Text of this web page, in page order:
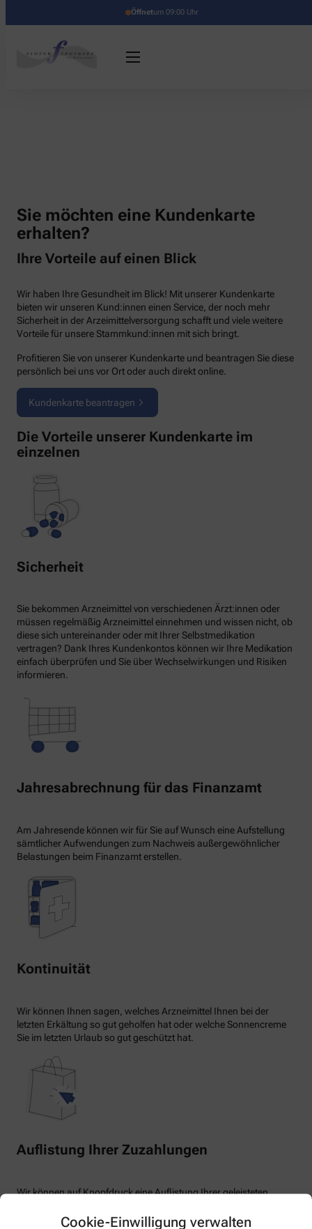
Cookie-Einwilligung verwalten
Öffnetum 09:00 Uhr
Sie möchten eine Kundenkarte
erhalten?
Ihre Vorteile auf einen Blick
Wir haben Ihre Gesundheit im Blick! Mit unserer Kundenkarte
bieten wir unseren Kund:innen einen Service, der noch mehr
Sicherheit in der Arzeimittelversorgung schafft und viele weitere
Vorteile für unsere Stammkund:innen mit sich bringt.
Profitieren Sie von unserer Kundenkarte und beantragen Sie diese
persönlich bei uns vor Ort oder auch direkt online.
Kundenkarte beantragen
Die Vorteile unserer Kundenkarte im
einzelnen
Sicherheit
Sie bekommen Arzneimittel von verschiedenen Ärzt:innen oder
müssen regelmäßig Arzneimittel einnehmen und wissen nicht, ob
diese sich untereinander oder mit Ihrer Selbstmedikation
vertragen? Dank Ihres Kundenkontos können wir Ihre Medikation
einfach überprüfen und Sie über Wechselwirkungen und Risiken
informieren.
Jahresabrechnung für das Finanzamt
Am Jahresende können wir für Sie auf Wunsch eine Aufstellung
sämtlicher Aufwendungen zum Nachweis außergewöhnlicher
Belastungen beim Finanzamt erstellen.
Kontinuität
Wir können Ihnen sagen, welches Arzneimittel Ihnen bei der
letzten Erkältung so gut geholfen hat oder welche Sonnencreme
Sie im letzten Urlaub so gut geschützt hat.
Auflistung Ihrer Zuzahlungen
Wir können auf Knopfdruck eine Auflistung Ihrer geleisteten